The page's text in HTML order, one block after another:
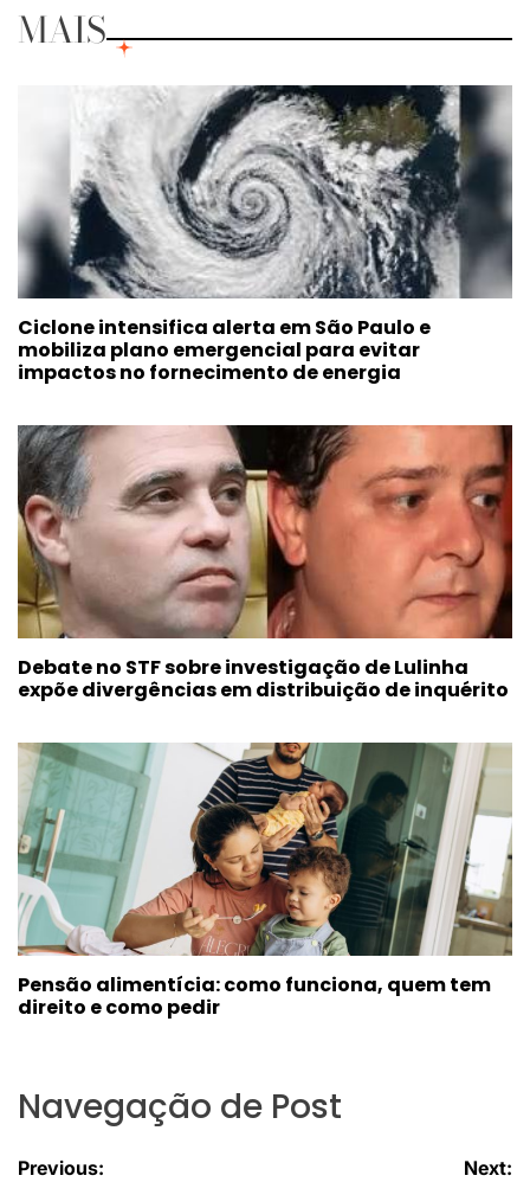
MAIS
Ciclone intensifica alerta em São Paulo e
mobiliza plano emergencial para evitar
impactos no fornecimento de energia
Debate no STF sobre investigação de Lulinha
expõe divergências em distribuição de inquérito
Pensão alimentícia: como funciona, quem tem
direito e como pedir
Navegação de Post
Previous: Next: